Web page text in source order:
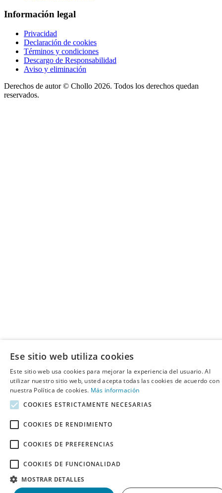
Información legal
Privacidad
Declaración de cookies
Términos y condiciones
Descargo de Responsabilidad
Aviso y eliminación
Derechos de autor © Chollo 2026. Todos los derechos quedan
reservados.
Ese sitio web utiliza cookies
Este sitio web usa cookies para mejorar la experiencia del usuario. Al
utilizar nuestro sitio web, usted acepta todas las cookies de acuerdo con
nuestra Política de cookies. Más información
COOKIES ESTRICTAMENTE NECESARIAS
COOKIES DE RENDIMIENTO
COOKIES DE PREFERENCIAS
COOKIES DE FUNCIONALIDAD
MOSTRAR DETALLES